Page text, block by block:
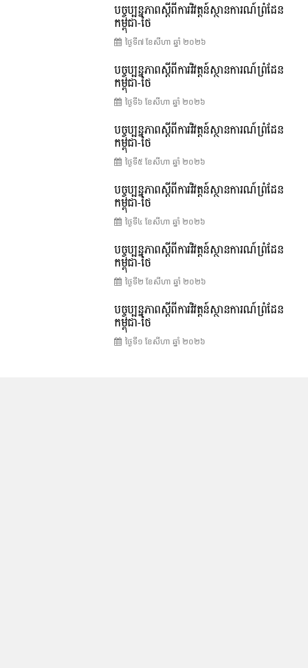
បច្ចុប្បន្នភាពស្ដីពីការវិវត្តន៍ស្ថានការណ៍ព្រំដែន
កម្ពុជា-ថៃ
ថ្ងៃទី៧ ខែ​សីហា ឆ្នាំ ២០២៦
បច្ចុប្បន្នភាពស្ដីពីការវិវត្តន៍ស្ថានការណ៍ព្រំដែន
កម្ពុជា-ថៃ
ថ្ងៃទី៦ ខែ​សីហា ឆ្នាំ ២០២៦
បច្ចុប្បន្នភាពស្ដីពីការវិវត្តន៍ស្ថានការណ៍ព្រំដែន
កម្ពុជា-ថៃ
ថ្ងៃទី៥ ខែ​សីហា ឆ្នាំ ២០២៦
បច្ចុប្បន្នភាពស្ដីពីការវិវត្តន៍ស្ថានការណ៍ព្រំដែន
កម្ពុជា-ថៃ
ថ្ងៃទី៤ ខែ​សីហា ឆ្នាំ ២០២៦
បច្ចុប្បន្នភាពស្ដីពីការវិវត្តន៍ស្ថានការណ៍ព្រំដែន
កម្ពុជា-ថៃ
ថ្ងៃទី២ ខែ​សីហា ឆ្នាំ ២០២៦
បច្ចុប្បន្នភាពស្ដីពីការវិវត្តន៍ស្ថានការណ៍ព្រំដែន
កម្ពុជា-ថៃ
ថ្ងៃទី១ ខែ​សីហា ឆ្នាំ ២០២៦